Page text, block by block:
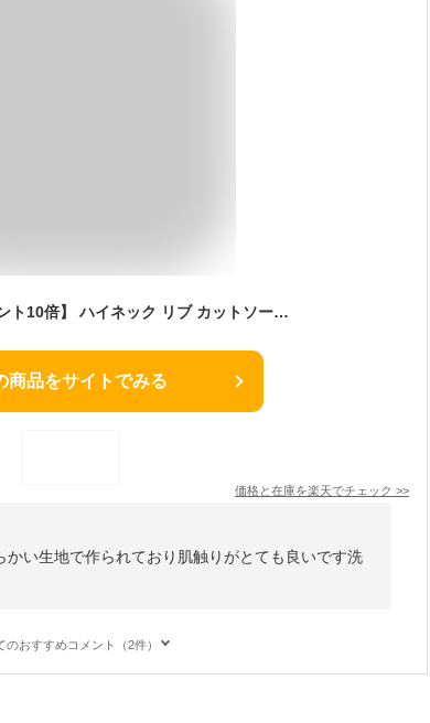
【5と0のつく日 ポイント10倍】 ハイネック リブ カットソー Tシャツ ストレッチ トップス 長袖 インナー レディース 薄手 長そで ロング 防寒 大きいサイズ きれいめ 秋 冬 無地 黒 白 ロンT コットン混 リブカットソー M～2XL
商品をサイトでみる
価格と在庫を楽天でチェック >>
い生地で作られており肌触りがとても良いです洗
のおすすめコメント（2件）